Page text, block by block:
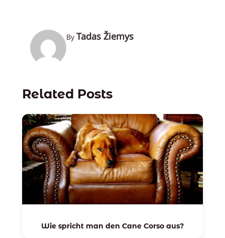
By Tadas Žiemys
Related Posts
Wie spricht man den Cane Corso aus?